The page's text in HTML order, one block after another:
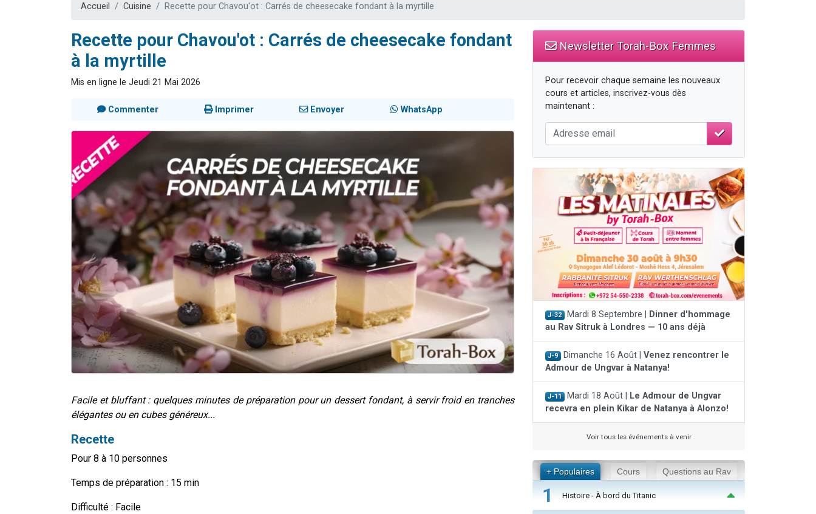
Accueil Cuisine Recette pour Chavou'ot : Carrés de cheesecake fondant à la myrtille
Recette pour Chavou'ot : Carrés de cheesecake fondant
à la myrtille
Mis en ligne le Jeudi 21 Mai 2026
Commenter Imprimer Envoyer WhatsApp
Facile et bluffant : quelques minutes de préparation pour un dessert fondant, à servir froid en tranches
élégantes ou en cubes généreux...
Recette
Pour 8 à 10 personnes
Temps de préparation : 15 min
Difficulté : Facile
Newsletter Torah-Box Femmes
Pour recevoir chaque semaine les nouveaux
cours et articles, inscrivez-vous dès
maintenant :
J-32 Mardi 8 Septembre |
Dinner d'hommage
au Rav Sitruk à Londres — 10 ans déjà
J-9 Dimanche 16 Août | Venez rencontrer le
Admour de Ungvar à Natanya!
J-11 Mardi 18 Août |
Le Admour de Ungvar
recevra en plein Kikar de Natanya à Alonzo!
Voir tous les événements à venir
+ Populaires Cours Questions au Rav
1 Histoire - À bord du Titanic